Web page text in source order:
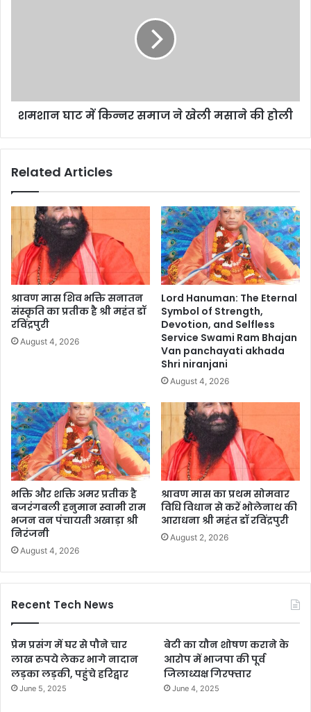
शमशान घाट में किन्नर समाज ने खेली मसाने की होली
Related Articles
श्रावण मास शिव भक्ति सनातन
संस्कृति का प्रतीक है श्री महंत डॉ
रविंद्रपुरी
August 4, 2026
Lord Hanuman: The Eternal
Symbol of Strength,
Devotion, and Selfless
Service Swami Ram Bhajan
Van panchayati akhada
Shri niranjani
August 4, 2026
भक्ति और शक्ति अमर प्रतीक है
बजरंगबली हनुमान स्वामी राम
भजन वन पंचायती अखाड़ा श्री
निरंजनी
August 4, 2026
श्रावण मास का प्रथम सोमवार
विधि विधान से करें भोलेनाथ की
आराधना श्री महंत डॉ रविंद्रपुरी
August 2, 2026
Recent Tech News
प्रेम प्रसंग में घर से पौने चार
लाख रुपये लेकर भागे नादान
लड़का लड़की, पहुंचे हरिद्वार
June 5, 2025
बेटी का यौन शोषण कराने के
आरोप में भाजपा की पूर्व
जिलाध्यक्ष गिरफ्तार
June 4, 2025